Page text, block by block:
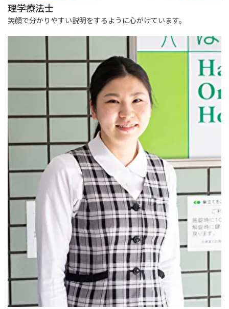
理学療法士
笑顔で分かりやすい説明をするように心がけています。